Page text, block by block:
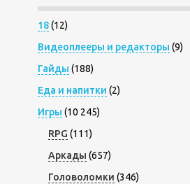
18(12)
Видеоплееры и редакторы (9)
Гайды (188)
Еда и напитки (2)
Игры (10 245)
RPG (111)
Аркады (657)
Головоломки (346)